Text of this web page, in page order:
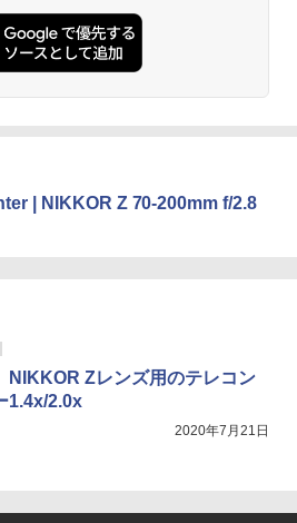
| NIKKOR Z 70-200mm f/2.8
NIKKOR Zレンズ用のテレコン
1.4x/2.0x
2020年7月21日